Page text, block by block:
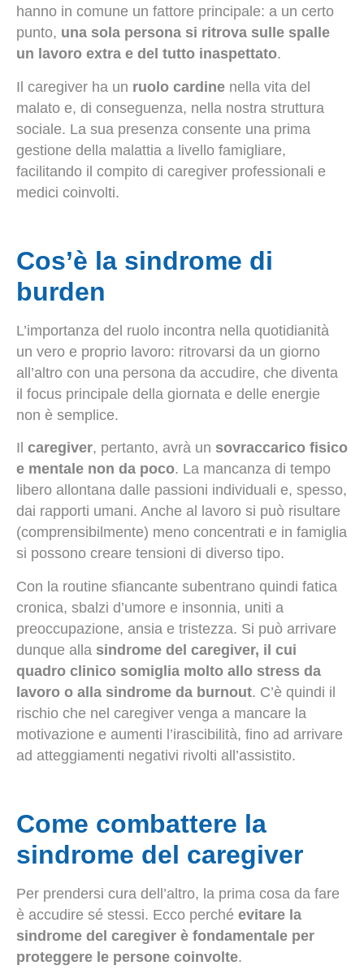
hanno in comune un fattore principale: a un certo
punto, una sola persona si ritrova sulle spalle
un lavoro extra e del tutto inaspettato.
Il caregiver ha un ruolo cardine nella vita del
malato e, di conseguenza, nella nostra struttura
sociale. La sua presenza consente una prima
gestione della malattia a livello famigliare,
facilitando il compito di caregiver professionali e
medici coinvolti.
Cos’è la sindrome di
burden
L’importanza del ruolo incontra nella quotidianità
un vero e proprio lavoro: ritrovarsi da un giorno
all’altro con una persona da accudire, che diventa
il focus principale della giornata e delle energie
non è semplice.
Il caregiver, pertanto, avrà un sovraccarico fisico
e mentale non da poco. La mancanza di tempo
libero allontana dalle passioni individuali e, spesso,
dai rapporti umani. Anche al lavoro si può risultare
(comprensibilmente) meno concentrati e in famiglia
si possono creare tensioni di diverso tipo.
Con la routine sfiancante subentrano quindi fatica
cronica, sbalzi d’umore e insonnia, uniti a
preoccupazione, ansia e tristezza. Si può arrivare
dunque alla sindrome del caregiver, il cui
quadro clinico somiglia molto allo stress da
lavoro o alla sindrome da burnout. C’è quindi il
rischio che nel caregiver venga a mancare la
motivazione e aumenti l’irascibilità, fino ad arrivare
ad atteggiamenti negativi rivolti all’assistito.
Come combattere la
sindrome del caregiver
Per prendersi cura dell’altro, la prima cosa da fare
è accudire sé stessi. Ecco perché evitare la
sindrome del caregiver è fondamentale per
proteggere le persone coinvolte.